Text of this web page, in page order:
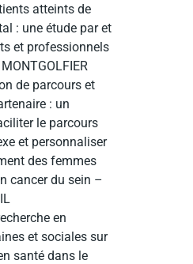
atteints de
: une étude par et
et professionnels
de parcours et
: un
le parcours
et personnaliser
des femmes
cancer du sein –
en
et sociales sur
santé dans le